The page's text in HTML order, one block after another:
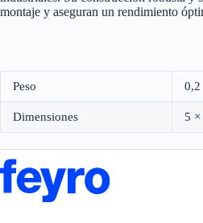
montaje y aseguran un rendimiento
Peso 0,2
Dimensiones 5 ×